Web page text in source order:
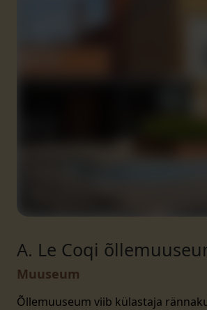
A. Le Coqi
Muuseum
Õllemuuseum viib külastaja